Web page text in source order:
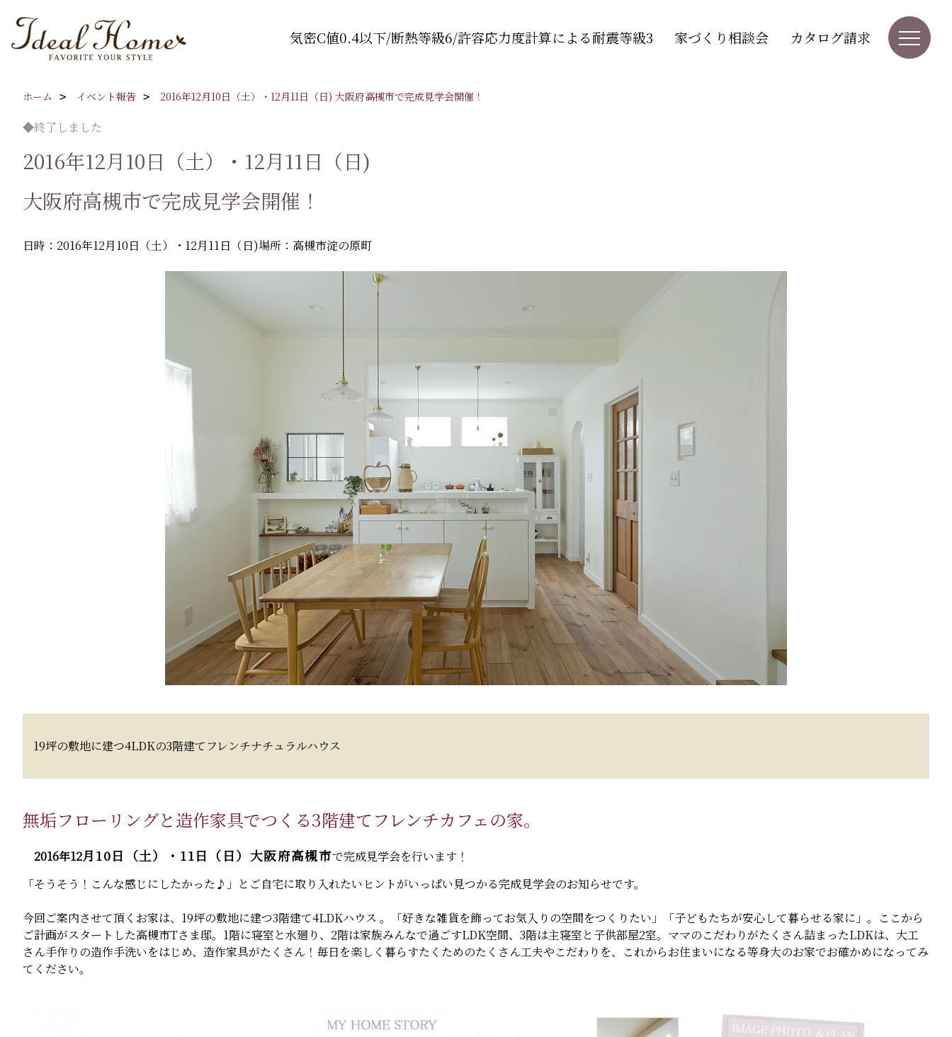
気密C値0.4以下/断熱等級6/許容応力度計算による耐震等級3 家づくり相談会 カタログ請求
ホーム イベント報告 2016年12月10日（土）・12月11日（日) 大阪府高槻市で完成見学会開催！
◆終了しました
2016年12月10日（土）・12月11日（日)
大阪府高槻市で完成見学会開催！
日時：2016年12月10日（土）・12月11日（日)場所：高槻市淀の原町
19坪の敷地に建つ4LDKの3階建てフレンチナチュラルハウス
無垢フローリングと造作家具でつくる3階建てフレンチカフェの家。
2016年12月10日（土）・11日（日）大阪府高槻市で完成見学会を行います！
「そうそう！こんな感じにしたかった♪」とご自宅に取り入れたいヒントがいっぱい見つかる完成見学会のお知らせです。
今回ご案内させて頂くお家は、19坪の敷地に建つ3階建て4LDKハウス 。「好きな雑貨を飾ってお気入りの空間をつくりたい」「子どもたちが安心して暮らせる家に」。ここから
ご計画がスタートした高槻市Tさま邸。1階に寝室と水廻り、2階は家族みんなで過ごすLDK空間、3階は主寝室と子供部屋2室。ママのこだわりがたくさん詰まったLDKは、大工
さん手作りの造作手洗いをはじめ、造作家具がたくさん！毎日を楽しく暮らすたくためのたくさん工夫やこだわりを、これからお住まいになる等身大のお家でお確かめになってみ
てください。